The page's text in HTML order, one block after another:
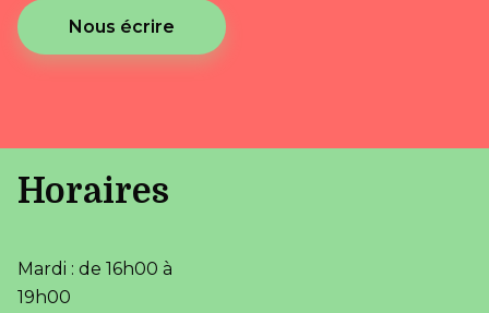
Nous écrire
Horaires
Mardi : de 16h00 à
19h00